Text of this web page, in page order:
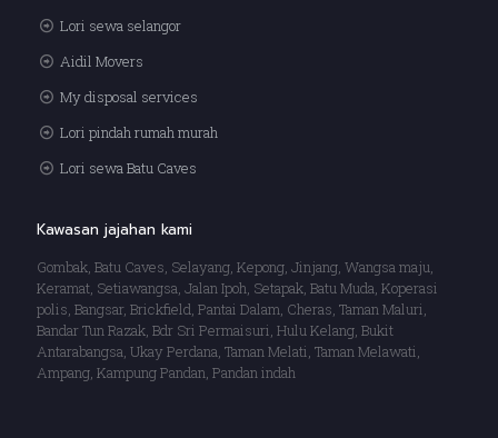
Lori sewa selangor
Aidil Movers
My disposal services
Lori pindah rumah murah
Lori sewa Batu Caves
Kawasan jajahan kami
Gombak, Batu Caves, Selayang, Kepong, Jinjang, Wangsa maju,
Keramat, Setiawangsa, Jalan Ipoh, Setapak, Batu Muda, Koperasi
polis, Bangsar, Brickfield, Pantai Dalam, Cheras, Taman Maluri,
Bandar Tun Razak, Bdr Sri Permaisuri, Hulu Kelang, Bukit
Antarabangsa, Ukay Perdana, Taman Melati, Taman Melawati,
Ampang, Kampung Pandan, Pandan indah